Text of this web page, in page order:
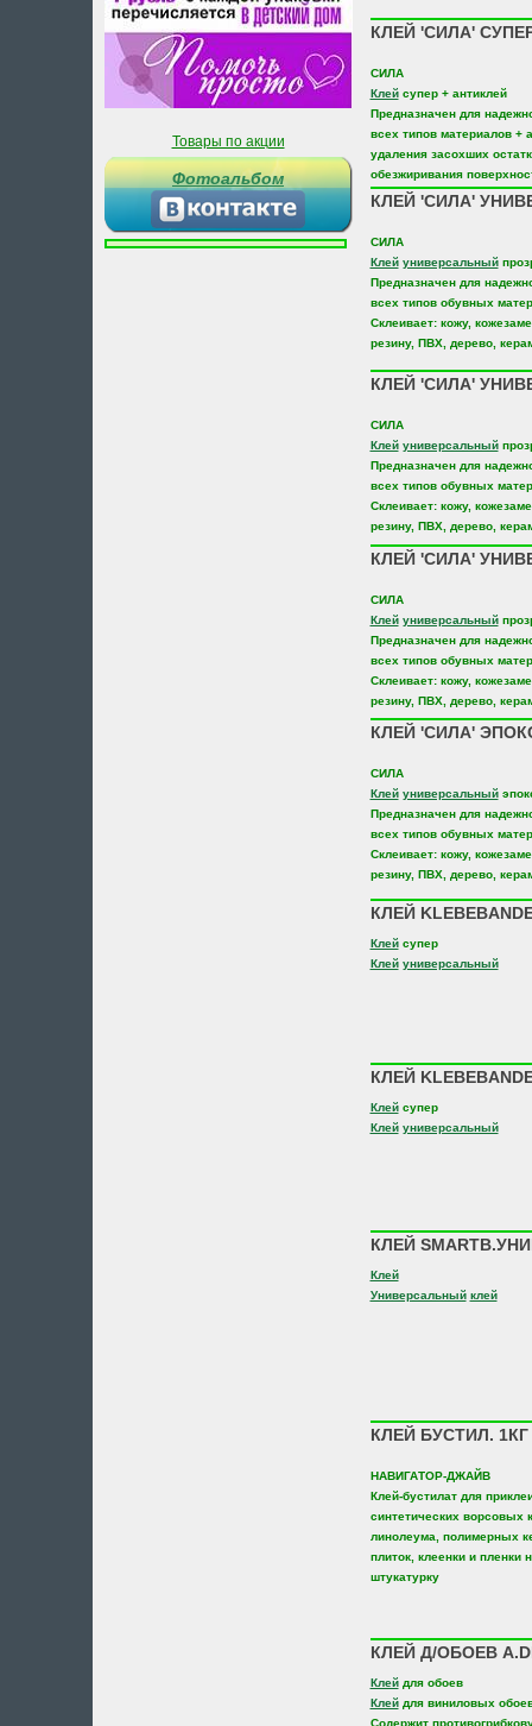
Товары по акции
Фотоальбом
КЛЕЙ 'СИЛА'
СИЛА
Клейсупер + антиклей
Предназначен для
всех типов материалов +
удаления засохших
обезжиривания
КЛЕЙ 'СИЛА'
СИЛА
Клей универсальный
Предназначен для
всех типов обувных
Склеивает: кожу,
резину, ПВХ, дерево,
КЛЕЙ 'СИЛА'
СИЛА
Клей универсальный
Предназначен для
всех типов обувных
Склеивает: кожу,
резину, ПВХ, дерево,
КЛЕЙ 'СИЛА'
СИЛА
Клей универсальный
Предназначен для
всех типов обувных
Склеивает: кожу,
резину, ПВХ, дерево,
КЛЕЙ 'СИЛА'
СИЛА
Клей универсальный
Предназначен для
всех типов обувных
Склеивает: кожу,
резину, ПВХ, дерево,
КЛЕЙ
Клейсупер
Клей универсальный
КЛЕЙ
Клейсупер
Клей универсальный
КЛЕЙ
Клей
Универсальный клей
КЛЕЙ БУСТИЛ.
НАВИГАТОР-ДЖАЙВ
Клей-бустилат для
синтетических ворсовых
линолеума, полимерных
плиток, клеенки и пленки
штукатурку
КЛЕЙ Д/ОБОЕВ
Клейдля обоев
Клейдля виниловых
Содержит